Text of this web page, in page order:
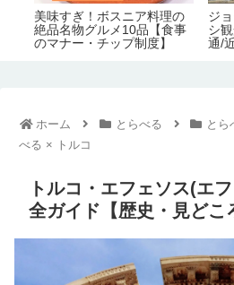
美味すぎ！ボスニア料理の
絶品名物グルメ10品【食事
のマナー・チップ制度】
ジ
シ
通/
ホーム とらべる とら
べる × トルコ
トルコ・エフェソス(エ
全ガイド【歴史・見どこ